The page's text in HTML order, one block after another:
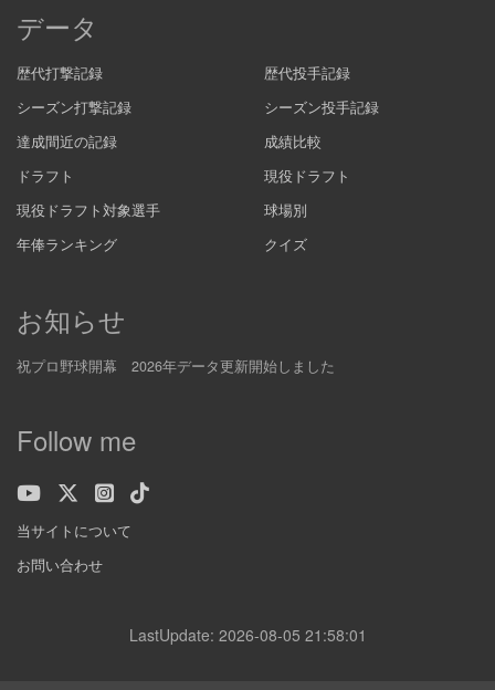
データ
歴代打撃記録
歴代投手記録
シーズン打撃記録
シーズン投手記録
達成間近の記録
成績比較
ドラフト
現役ドラフト
現役ドラフト対象選手
球場別
年俸ランキング
クイズ
お知らせ
祝プロ野球開幕 2026年データ更新開始しました
Follow me
当サイトについて
お問い合わせ
LastUpdate: 2026-08-05 21:58:01